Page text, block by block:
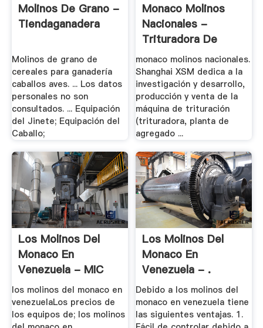
Molinos De Grano -
Tiendaganadera
Molinos de grano de
cereales para ganadería
caballos aves. ... Los datos
personales no son
consultados. ... Equipación
del Jinete; Equipación del
Caballo;
Monaco Molinos
Nacionales -
Trituradora De
Cono
monaco molinos nacionales.
Shanghai XSM dedica a la
investigación y desarrollo,
producción y venta de la
máquina de trituración
(trituradora, planta de
agregado ...
Los Molinos Del
Monaco En
Venezuela - MIC
S.A.
los molinos del monaco en
venezuelaLos precios de
los equipos de; los molinos
Los Molinos Del
Monaco En
Venezuela - .
Debido a los molinos del
monaco en venezuela tiene
las siguientes ventajas. 1.